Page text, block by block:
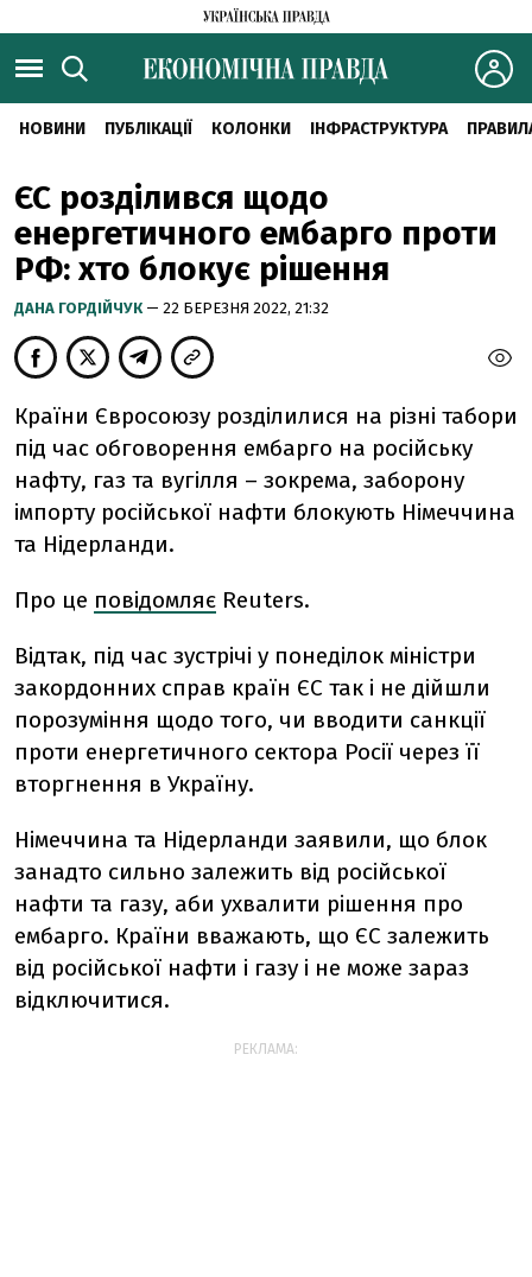
НОВИНИ ПУБЛІКАЦІЇ КОЛОНКИ ІНФРАСТРУКТУРА
ЄС розділився щодо
енергетичного ембарго проти
РФ: хто блокує рішення
ДАНА ГОРДІЙЧУК — 22 БЕРЕЗНЯ 2022, 21:32
Країни Євросоюзу розділилися на різні табори
під час обговорення ембарго на російську
нафту, газ та вугілля – зокрема, заборону
імпорту російської нафти блокують Німеччина
та Нідерланди.
Про це повідомляє Reuters.
Відтак, під час зустрічі у понеділок міністри
закордонних справ країн ЄС так і не дійшли
порозуміння щодо того, чи вводити санкції
проти енергетичного сектора Росії через її
вторгнення в Україну.
Німеччина та Нідерланди заявили, що блок
занадто сильно залежить від російської
нафти та газу, аби ухвалити рішення про
ембарго. Країни вважають, що ЄС залежить
від російської нафти і газу і не може зараз
відключитися.
РЕКЛАМА: